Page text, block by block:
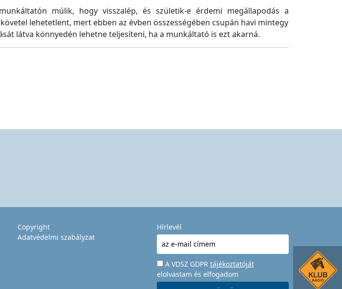
múlik, hogy visszalép, és születik-e érdemi megállapodás a
lehetetlent, mert ebben az évben összességében csupán havi mintegy
látva könnyedén lehetne teljesíteni, ha a munkáltató is ezt akarná.
Copyright
Adatvédelmi szabályzat
Hírlevél
A VDSZ GDPR tájékoztatóját
elolvastam és elfogadom